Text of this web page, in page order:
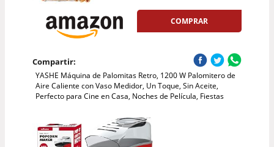
COMPRAR
Compartir:
YASHE Máquina de Palomitas Retro, 1200 W Palomitero de
Aire Caliente con Vaso Medidor, Un Toque, Sin Aceite,
Perfecto para Cine en Casa, Noches de Película, Fiestas